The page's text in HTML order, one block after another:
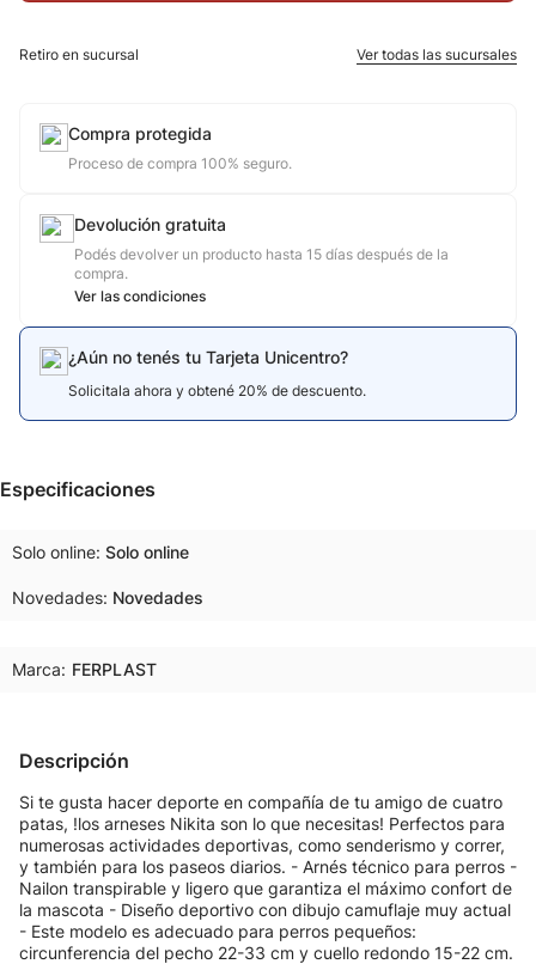
Retiro en sucursal Ver todas las sucursales
Compra protegida
Proceso de compra 100% seguro.
Devolución gratuita
Podés devolver un producto hasta 15 días después de la
compra.
Ver las condiciones
¿Aún no tenés tu Tarjeta Unicentro?
Solicitala ahora y obtené 20% de descuento.
Especificaciones
Solo online Solo online
Novedades Novedades
Marca: FERPLAST
Descripción
Si te gusta hacer deporte en compañía de tu amigo de cuatro
patas, !los arneses Nikita son lo que necesitas! Perfectos para
numerosas actividades deportivas, como senderismo y correr,
y también para los paseos diarios. - Arnés técnico para perros -
Nailon transpirable y ligero que garantiza el máximo confort de
la mascota - Diseño deportivo con dibujo camuflaje muy actual
- Este modelo es adecuado para perros pequeños:
circunferencia del pecho 22-33 cm y cuello redondo 15-22 cm.